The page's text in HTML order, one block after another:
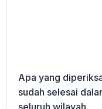
Apa yang
sudah selesai